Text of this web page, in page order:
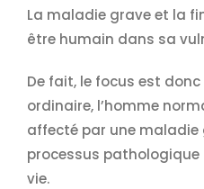
La maladie grave et la
être humain dans sa
De fait, le focus est
ordinaire, l’homme
affecté par une maladie
processus
vie.